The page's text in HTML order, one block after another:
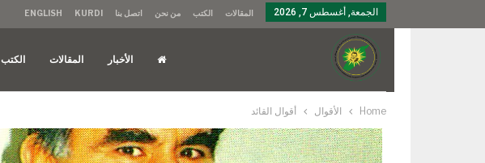
الجمعة, أغسطس 7, 2026 المقالات الكتب من نحن اتصل بنا KURDI
ENGLISH
الأخبار المقالات الكتب
Home الأقوال أقوال القائد